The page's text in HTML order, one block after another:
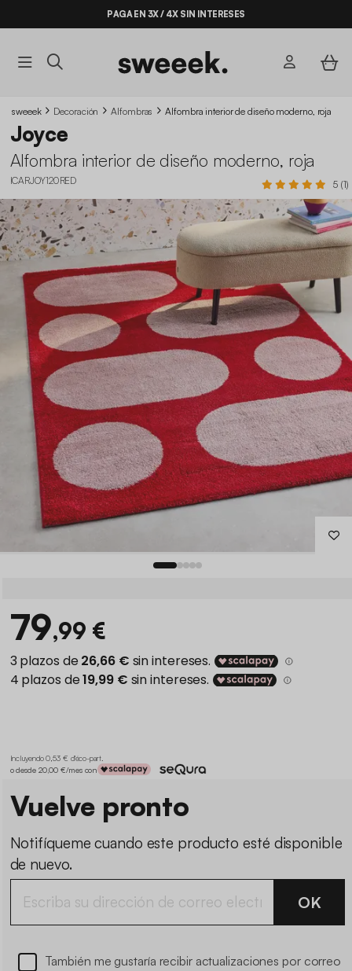
PAGA EN 3X / 4X SIN INTERESES
sweeek Decoración Alfombras Alfombra interior de diseño moderno, roja
Joyce
Alfombra interior de diseño moderno, roja
ICARJOY120RED 5 (1)
79,99 €
Incluyendo 0,53 € d'éco-part.
o desde 20,00 €/mes con
Vuelve pronto
Notifíqueme cuando este producto esté disponible
de nuevo.
OK
También me gustaría recibir actualizaciones por correo